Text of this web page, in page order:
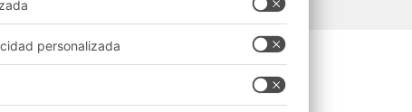
Proyectos de referencia